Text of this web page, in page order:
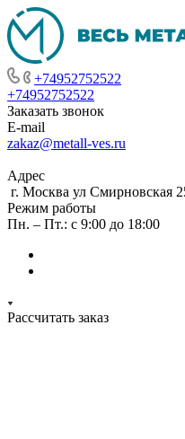
+74952752522
+74952752522
Заказать звонок
E-mail
zakaz@metall-ves.ru
Адрес
г. Москва ул Смирновская
Режим работы
Пн. – Пт.: с 9:00 до 18:00
Рассчитать заказ